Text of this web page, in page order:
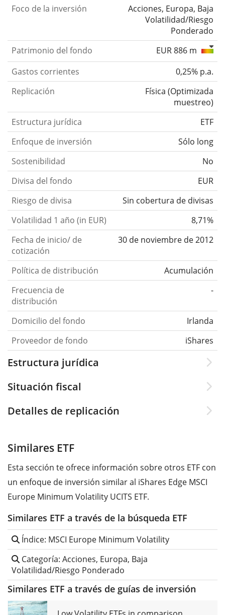
Foco de la inversión
Acciones, Europa, Baja
Volatilidad/Riesgo
Ponderado
Patrimonio del fondo
EUR 886 m
Gastos corrientes
0,25% p.a.
Replicación
Física (Optimizada
muestreo)
Estructura jurídica
ETF
Enfoque de inversión
Sólo long
Sostenibilidad
No
Divisa del fondo
EUR
Riesgo de divisa
Sin cobertura de divisas
Volatilidad 1 año (in EUR)
8,71%
Fecha de inicio/ de
cotización
30 de noviembre de 2012
Política de distribución
Acumulación
Frecuencia de
distribución
-
Domicilio del fondo
Irlanda
Proveedor de fondo
iShares
Estructura jurídica
Situación fiscal
Detalles de replicación
Similares ETF
Esta sección te ofrece información sobre otros ETF con
un enfoque de inversión similar al iShares Edge MSCI
Europe Minimum Volatility UCITS ETF.
Similares ETF a través de la búsqueda ETF
Índice: MSCI Europe Minimum Volatility
Categoría: Acciones, Europa, Baja
Volatilidad/Riesgo Ponderado
Similares ETF a través de guías de inversión